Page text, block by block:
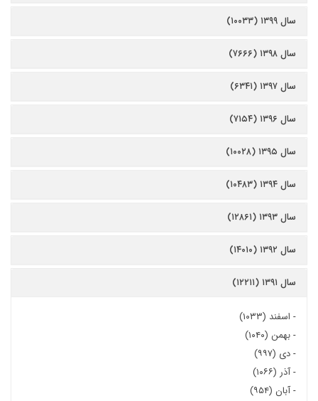
سال ۱۳۹۹ (۱۰۰۳۳)
سال ۱۳۹۸ (۷۶۶۶)
سال ۱۳۹۷ (۶۳۴۱)
سال ۱۳۹۶ (۷۱۵۴)
سال ۱۳۹۵ (۱۰۰۲۸)
سال ۱۳۹۴ (۱۰۴۸۳)
سال ۱۳۹۳ (۱۲۸۶۱)
سال ۱۳۹۲ (۱۴۰۱۰)
سال ۱۳۹۱ (۱۲۲۱۱)
- اسفند (۱۰۳۳)
-بهمن (۱۰۴۰)
-دی (۹۹۷)
-آذر (۱۰۶۶)
-آبان (۹۵۴)